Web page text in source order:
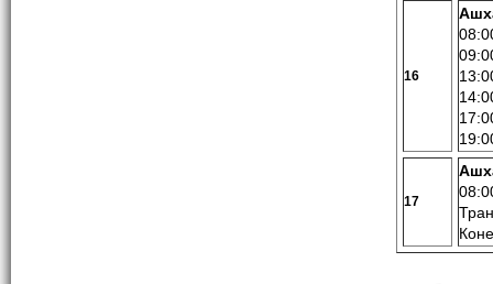
16
17